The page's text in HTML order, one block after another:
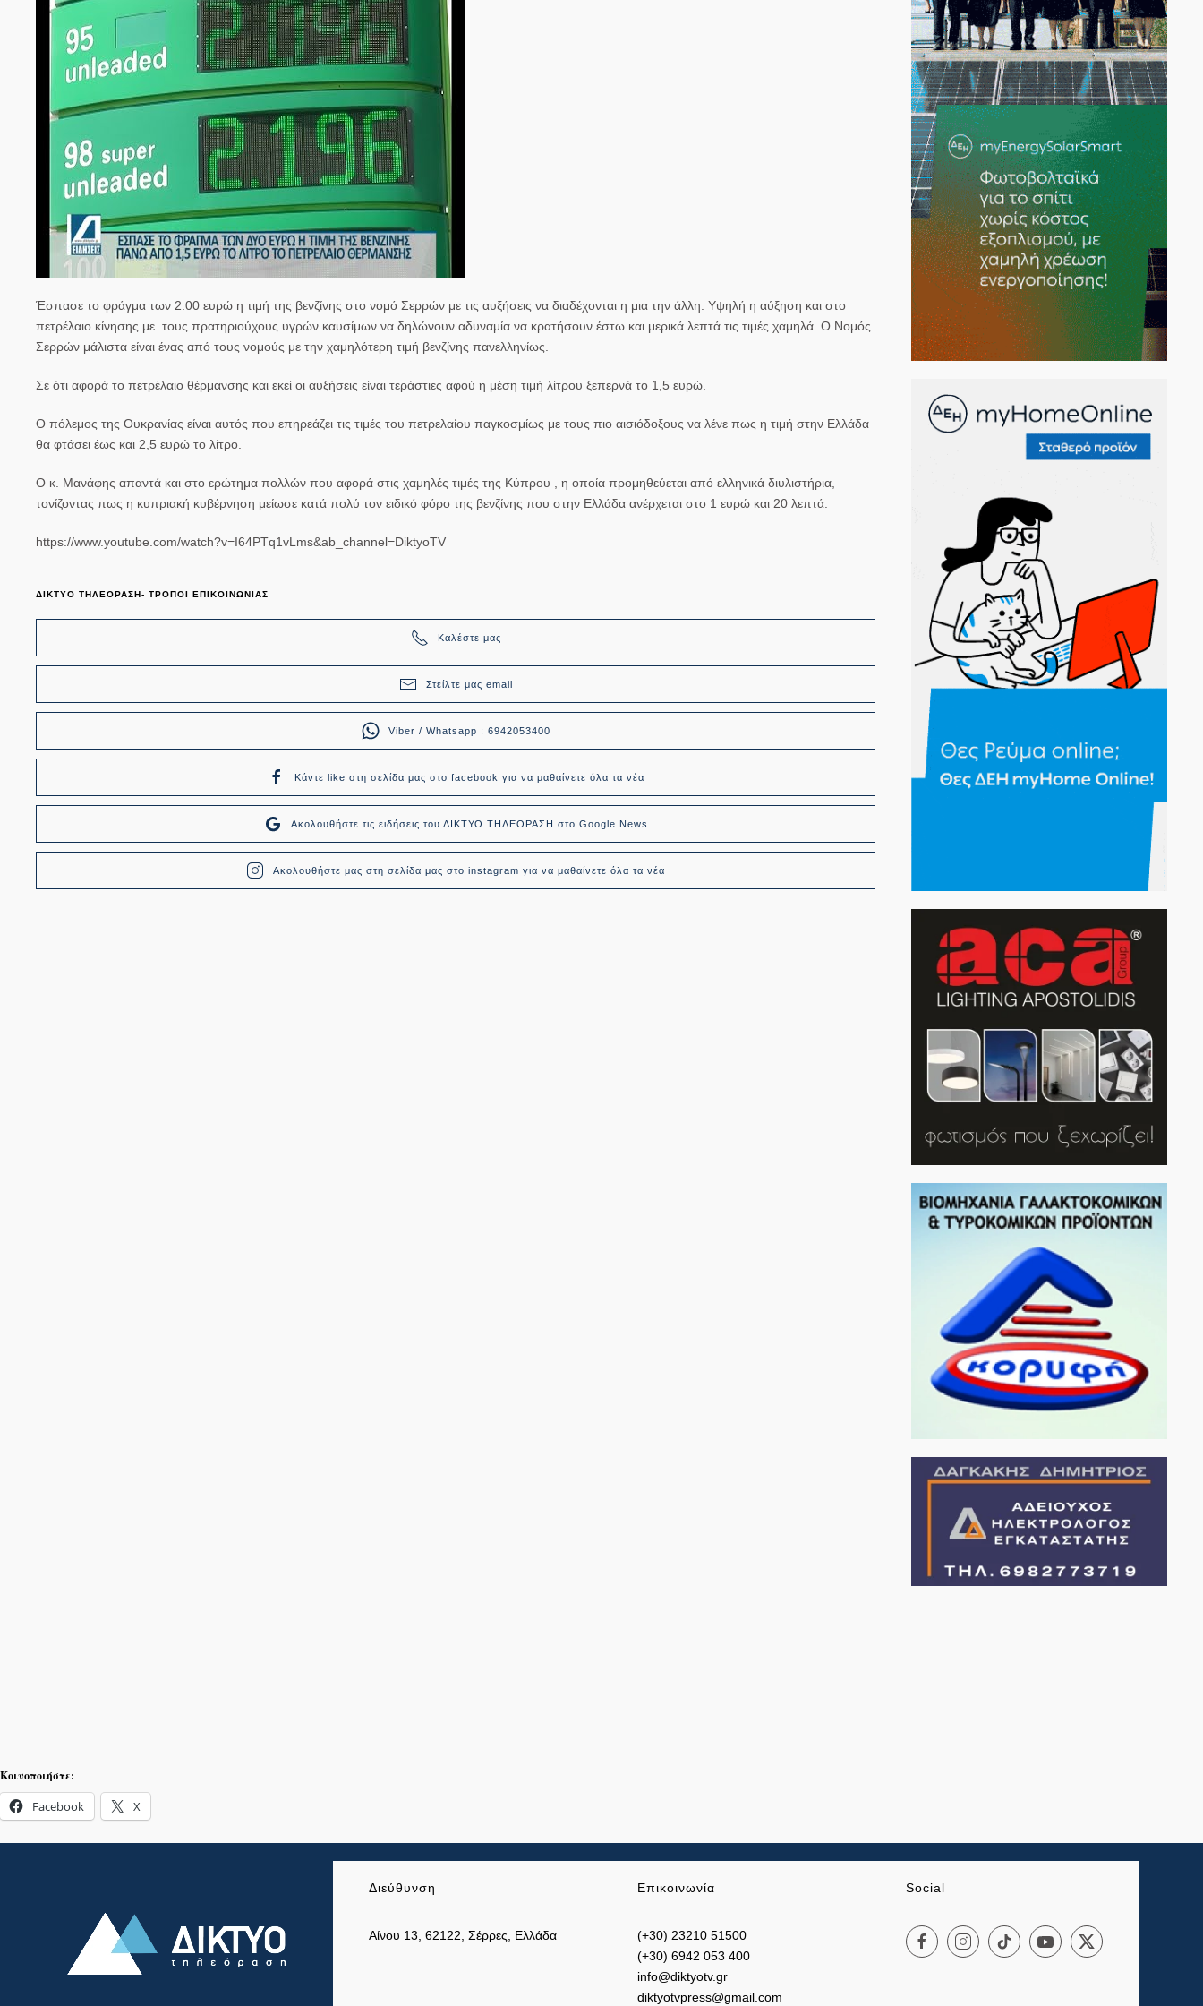
Έσπασε το φράγμα των 2.00 ευρώ η τιμή της βενζίνης στο νομό Σερρών με τις αυξήσεις να διαδέχονται η μια την άλλη. Υψηλή η αύξηση και στο
πετρέλαιο κίνησης με τους πρατηριούχους υγρών καυσίμων να δηλώνουν αδυναμία να κρατήσουν έστω και μερικά λεπτά τις τιμές χαμηλά. Ο Nομός
Σερρών μάλιστα είναι ένας από τους νομούς με την χαμηλότερη τιμή βενζίνης πανελληνίως.
Σε ότι αφορά το πετρέλαιο θέρμανσης και εκεί οι αυξήσεις είναι τεράστιες αφού η μέση τιμή λίτρου ξεπερνά το 1,5 ευρώ.
Ο πόλεμος της Ουκρανίας είναι αυτός που επηρεάζει τις τιμές του πετρελαίου παγκοσμίως με τους πιο αισιόδοξους να λένε πως η τιμή στην Ελλάδα
θα φτάσει έως και 2,5 ευρώ το λίτρο.
Ο κ. Μανάφης απαντά και στο ερώτημα πολλών που αφορά στις χαμηλές τιμές της Κύπρου , η οποία προμηθεύεται από ελληνικά διυλιστήρια,
τονίζοντας πως η κυπριακή κυβέρνηση μείωσε κατά πολύ τον ειδικό φόρο της βενζίνης που στην Ελλάδα ανέρχεται στο 1 ευρώ και 20 λεπτά.
https://www.youtube.com/watch?v=I64PTq1vLms&ab_channel=DiktyoTV
ΔΙΚΤΥΟ ΤΗΛΕΟΡΑΣΗ- ΤΡΟΠΟΙ ΕΠΙΚΟΙΝΩΝΙΑΣ
Καλέστε μας
Στείλτε μας email
Viber / Whatsapp : 6942053400
Κάντε like στη σελίδα μας στο facebook για να μαθαίνετε όλα τα νέα
Ακολουθήστε τις ειδήσεις του ΔΙΚΤΥΟ ΤΗΛΕΟΡΑΣΗ στο Google News
Ακολουθήστε μας στη σελίδα μας στο instagram για να μαθαίνετε όλα τα νέα
Κοινοποιήστε:
Facebook X
Διεύθυνση
Αίνου 13, 62122, Σέρρες, Ελλάδα
Επικοινωνία
(+30) 23210 51500
(+30) 6942 053 400
info@diktyotv.gr
diktyotvpress@gmail.com
Social